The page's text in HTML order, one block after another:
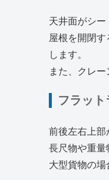
天井面がシー
屋根を開閉
します。
また、クレ
フラッ
前後左右上部
長尺物や重量
大型貨物の場